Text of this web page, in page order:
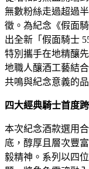
無數粉絲走過超過
徵。為紀念《假面
出全新「假面騎士
特別攜手在地精釀
地職人釀酒工藝結
共鳴與紀念意義的
四大經典騎士首度
本次紀念酒款選用
底，醇厚且層次豐
毅精神。系列以四